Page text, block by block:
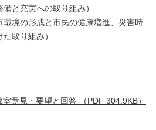
と充実への取り組み）
境の形成と市民の健康増進、災害時
取り組み）
意見・要望と回答 （PDF 304.9KB）